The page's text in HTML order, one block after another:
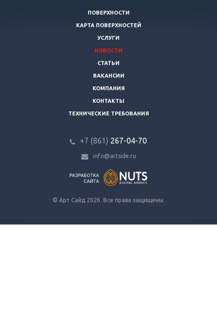
ПОВЕРХНОСТИ
КАРТА ПОВЕРХНОСТЕЙ
УСЛУГИ
НОВОСТИ
СТАТЬИ
ВАКАНСИИ
КОМПАНИЯ
КОНТАКТЫ
ТЕХНИЧЕСКИЕ ТРЕБОВАНИЯ
+7 (861) 267-04-70
info@artside.ru
© Арт Сайд 2026. Все права защищены.